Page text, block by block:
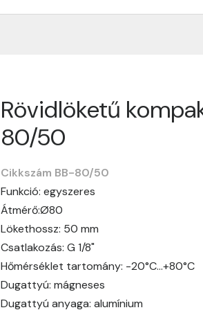
Rövidlöketű
80/50
Cikkszám BB-80/50
Funkció: egyszeres
Átmérő:Ø80
Lökethossz: 50 mm
Csatlakozás: G 1/8"
Hőmérséklet tartomány: -20°C…+80°C
Dugattyú: mágneses
Dugattyú anyaga: alumínium
Szállítási
Nagyon köszönjük, hogy
Szállítási idő:
hosszabb ideig tart, előre
Szállítási díj:A szállítási díj függ a
megtekinthetitek, mielőtt a